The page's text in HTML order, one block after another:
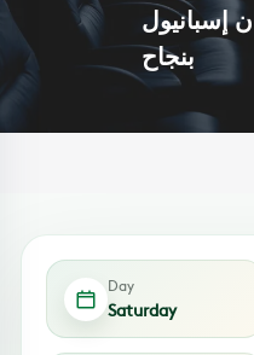
إسبانيول
بنجاح
Day
Saturday